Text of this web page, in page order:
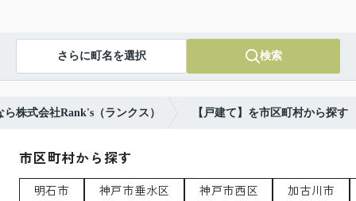
さらに町名を選択 検索
株式会社Rank's（ランクス） 【戸建て】を市区町村から探す
市区町村から探す
明石市 神戸市垂水区 神戸市西区 加古川市